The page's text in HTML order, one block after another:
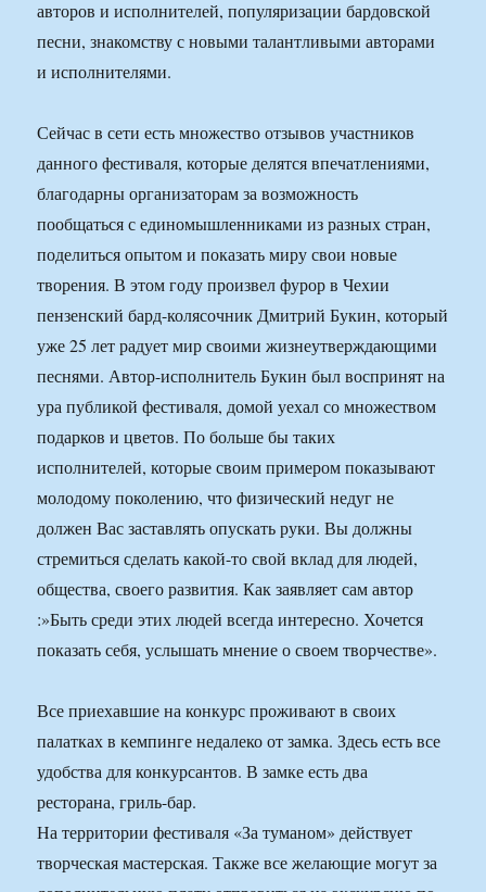
авторов и исполнителей, популяризации бардовской
песни, знакомству с новыми талантливыми авторами
и исполнителями.
Сейчас в сети есть множество отзывов участников
данного фестиваля, которые делятся впечатлениями,
благодарны организаторам за возможность
пообщаться с единомышленниками из разных стран,
поделиться опытом и показать миру свои новые
творения. В этом году произвел фурор в Чехии
пензенский бард-колясочник Дмитрий Букин, который
уже 25 лет радует мир своими жизнеутверждающими
песнями. Автор-исполнитель Букин был воспринят на
ура публикой фестиваля, домой уехал со множеством
подарков и цветов. По больше бы таких
исполнителей, которые своим примером показывают
молодому поколению, что физический недуг не
должен Вас заставлять опускать руки. Вы должны
стремиться сделать какой-то свой вклад для людей,
общества, своего развития. Как заявляет сам автор
:»Быть среди этих людей всегда интересно. Хочется
показать себя, услышать мнение о своем творчестве».
Все приехавшие на конкурс проживают в своих
палатках в кемпинге недалеко от замка. Здесь есть все
удобства для конкурсантов. В замке есть два
ресторана, гриль-бар.
На территории фестиваля «За туманом» действует
творческая мастерская. Также все желающие могут за